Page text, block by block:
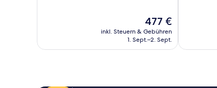
Der
Preis
beträgt
477 €
inkl. Steuern & Gebühren
1. Sept.–2. Sept.